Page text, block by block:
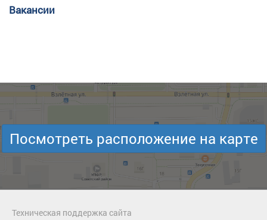
Вакансии
Посмотреть расположение на карте
Техническая поддержка сайта